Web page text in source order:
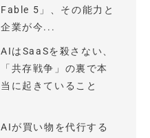
Fable 5」、その能力と
企業が今...
AIはSaaSを殺さない、
「共存戦争」の裏で本
当に起きていること
AIが買い物を代行する